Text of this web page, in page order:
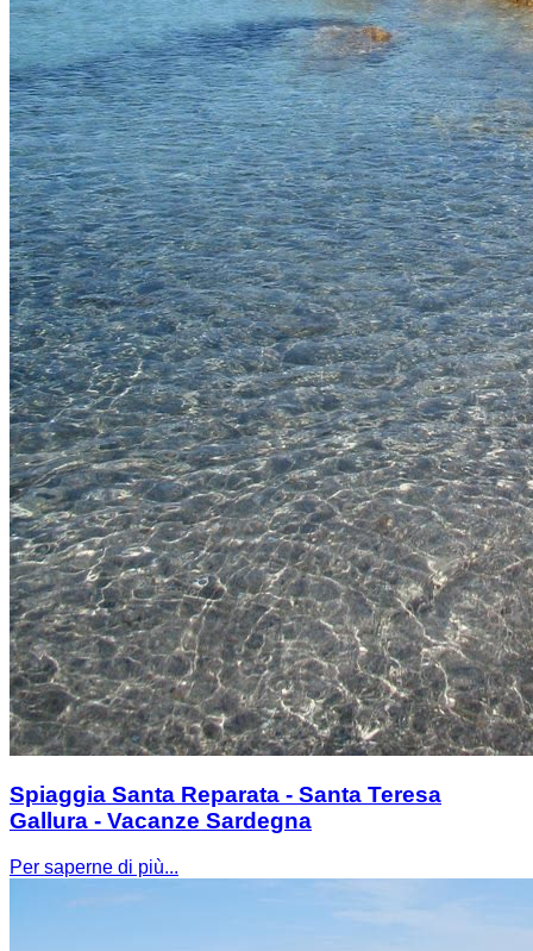
Spiaggia Santa Reparata - Santa Teresa
Gallura - Vacanze Sardegna
Per saperne di più...